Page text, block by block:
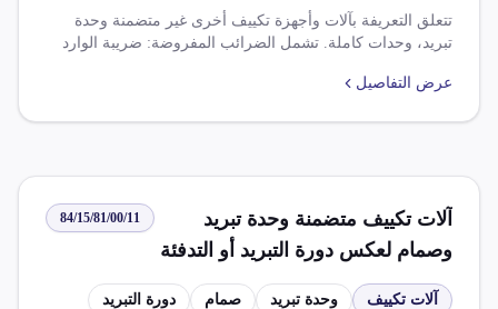
تتعلق التعريفة بآلات وأجهزة تكييف أخرى غير متضمنة وحدة
تبريد، وحدات كاملة. تشمل الضرائب المفروضة: ضريبة الوارد
بنسبة 14%. كما تغطي القواعد شروطًا مثل ضرورة الحصولعرض التفاصيل
آلات تكييف متضمنة وحدة تبريد
وصمام لعكس دورة التبريد أو التدفئة
لصناعة التخزين وحدات كاملة
84/15/81/00/11
آلات تكييف وحدة تبريد صمام
دورة التبريد